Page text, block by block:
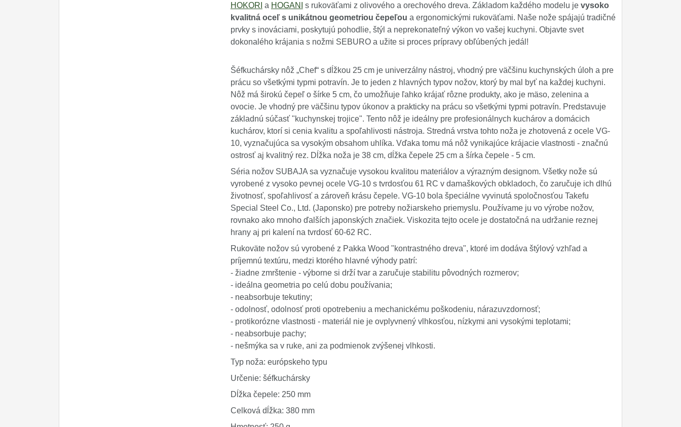
HOKORI a HOGANI s rukoväťami z olivového a orechového dreva. Základom každého modelu je vysoko
kvalitná oceľ s unikátnou geometriou čepeľou a ergonomickými rukoväťami. Naše nože spájajú tradičné
prvky s inováciami, poskytujú pohodlie, štýl a neprekonateľný výkon vo vašej kuchyni. Objavte svet
dokonalého krájania s nožmi SEBURO a užite si proces prípravy obľúbených jedál!
Šéfkuchársky nôž „Chef“ s dĺžkou 25 cm je univerzálny nástroj, vhodný pre väčšinu kuchynských úloh a pre
prácu so všetkými typmi potravín. Je to jeden z hlavných typov nožov, ktorý by mal byť na každej kuchyni.
Nôž má širokú čepeľ o šírke 5 cm, čo umožňuje ľahko krájať rôzne produkty, ako je mäso, zelenina a
ovocie. Je vhodný pre väčšinu typov úkonov a prakticky na prácu so všetkými typmi potravín. Predstavuje
základnú súčasť "kuchynskej trojice". Tento nôž je ideálny pre profesionálnych kuchárov a domácich
kuchárov, ktorí si cenia kvalitu a spoľahlivosti nástroja. Stredná vrstva tohto noža je zhotovená z ocele VG-
10, vyznačujúca sa vysokým obsahom uhlíka. Vďaka tomu má nôž vynikajúce krájacie vlastnosti - značnú
ostrosť aj kvalitný rez. Dĺžka noža je 38 cm, dĺžka čepele 25 cm a šírka čepele - 5 cm.
Séria nožov SUBAJA sa vyznačuje vysokou kvalitou materiálov a výrazným designom. Všetky nože sú
vyrobené z vysoko pevnej ocele VG-10 s tvrdosťou 61 RC v damaškových obkladoch, čo zaručuje ich dlhú
životnosť, spoľahlivosť a zároveň krásu čepele. VG-10 bola špeciálne vyvinutá spoločnosťou Takefu
Special Steel Co., Ltd. (Japonsko) pre potreby nožiarskeho priemyslu. Používame ju vo výrobe nožov,
rovnako ako mnoho ďalších japonských značiek. Viskozita tejto ocele je dostatočná na udržanie reznej
hrany aj pri kalení na tvrdosť 60-62 RC.
Rukoväte nožov sú vyrobené z Pakka Wood "kontrastného dreva", ktoré im dodáva štýlový vzhľad a
príjemnú textúru, medzi ktorého hlavné výhody patrí:
- žiadne zmrštenie - výborne si drží tvar a zaručuje stabilitu pôvodných rozmerov;
- ideálna geometria po celú dobu používania;
- neabsorbuje tekutiny;
- odolnosť, odolnosť proti opotrebeniu a mechanickému poškodeniu, nárazuvzdornosť;
- protikorózne vlastnosti - materiál nie je ovplyvnený vlhkosťou, nízkymi ani vysokými teplotami;
- neabsorbuje pachy;
- nešmýka sa v ruke, ani za podmienok zvýšenej vlhkosti.
Typ noža: európskeho typu
Určenie: šéfkuchársky
Dĺžka čepele: 250 mm
Celková dĺžka: 380 mm